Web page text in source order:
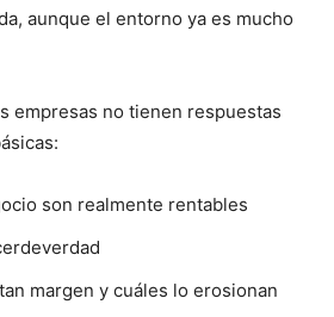
aunque el entorno ya es mucho
empresas no tienen respuestas
son realmente rentables
margen y cuáles lo erosionan